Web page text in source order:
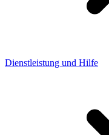
Dienstleistung und Hilfe